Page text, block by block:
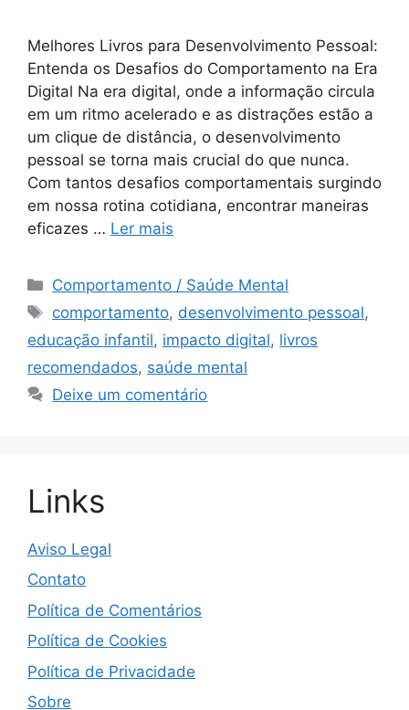
Melhores Livros para Desenvolvimento Pessoal:
Entenda os Desafios do Comportamento na Era
Digital Na era digital, onde a informação circula
em um ritmo acelerado e as distrações estão a
um clique de distância, o desenvolvimento
pessoal se torna mais crucial do que nunca.
Com tantos desafios comportamentais surgindo
em nossa rotina cotidiana, encontrar maneiras
eficazes … Ler mais
Categorias
Comportamento / Saúde Mental
Tags
comportamento, desenvolvimento pessoal,
educação infantil, impacto digital, livros
recomendados, saúde mental
Deixe um comentário
Links
Aviso Legal
Contato
Política de Comentários
Política de Cookies
Política de Privacidade
Sobre